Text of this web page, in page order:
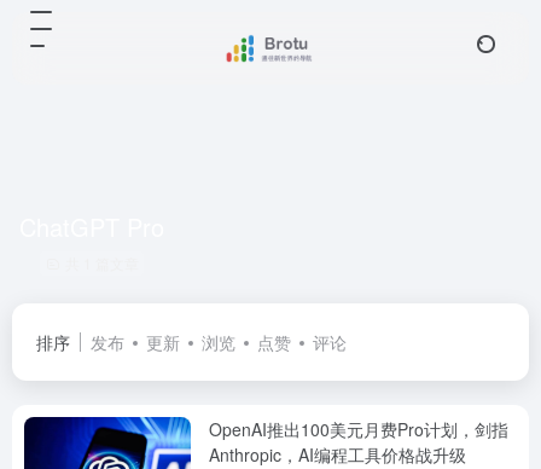
排序 发布 更新 浏览 点赞 评论
OpenAI推出100美元月费Pro计划，剑指
Anthropic，AI编程工具价格战升级